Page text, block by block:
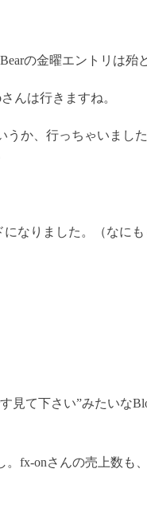
の金曜エントリは殆
さんは行きますね。
うか、行っちゃいまし
なりました。（なに
見て下さい”みたいな
fx-onさんの売上数も